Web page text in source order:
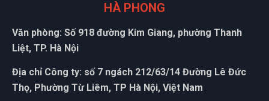
HÀ PHONG
Văn phòng: Số 918 đường Kim Giang, phường Thanh
Liệt, TP. Hà Nội
Địa chỉ Công ty: số 7 ngách 212/63/14 Đường Lê Đức
Thọ, Phường Từ Liêm, TP Hà Nội, Việt Nam